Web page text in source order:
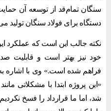
دستگاه برای فولاد سنگان تولید
نکته جالب این است که عملکرد
خود نیز بهتر است و قابلیت
فراهم شده است.» وی با اشاره
«این پروژه ابتدا با مشکلاتی
شد، اما ما قرارداد را فسخ